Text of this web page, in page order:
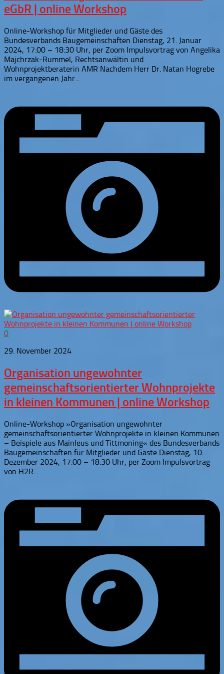
eGbR | online Workshop
Online-Workshop für Mitglieder und Gäste des
Bundesverbands Baugemeinschaften Dienstag, 21. Januar
2024, 17:00 – 18:30 Uhr, per Zoom Impulsvortrag von Angelika
Majchrzak-Rummel, Rechtsanwältin und
Wohnprojektberaterin AMR Nachdem Herr Dr. Natan Hogrebe
im vergangenen Jahr...
0
29. November 2024
Organisation ungewohnter
gemeinschaftsorientierter Wohnprojekte
in kleinen Kommunen | online Workshop
Online-Workshop »Organisation ungewohnter
gemeinschaftsorientierter Wohnprojekte in kleinen Kommunen
– Beispiele aus Mainleus und Tittmoning« des Bundesverbands
Baugemeinschaften für Mitglieder und Gäste Dienstag, 10.
Dezember 2024, 17:00 – 18:30 Uhr, per Zoom Impulsvortrag
von H2R...